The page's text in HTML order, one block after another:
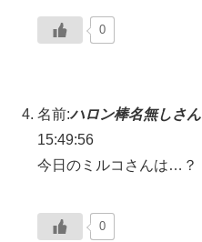
0
名前:ハロン棒名無しさん
15:49:56
今日のミルコさんは…？
0